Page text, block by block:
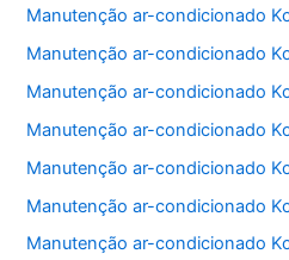
Manutenção ar-condicionado
Manutenção ar-condicionado
Manutenção ar-condicionado
Manutenção ar-condicionado
Manutenção ar-condicionado
Manutenção ar-condicionado
Manutenção ar-condicionado